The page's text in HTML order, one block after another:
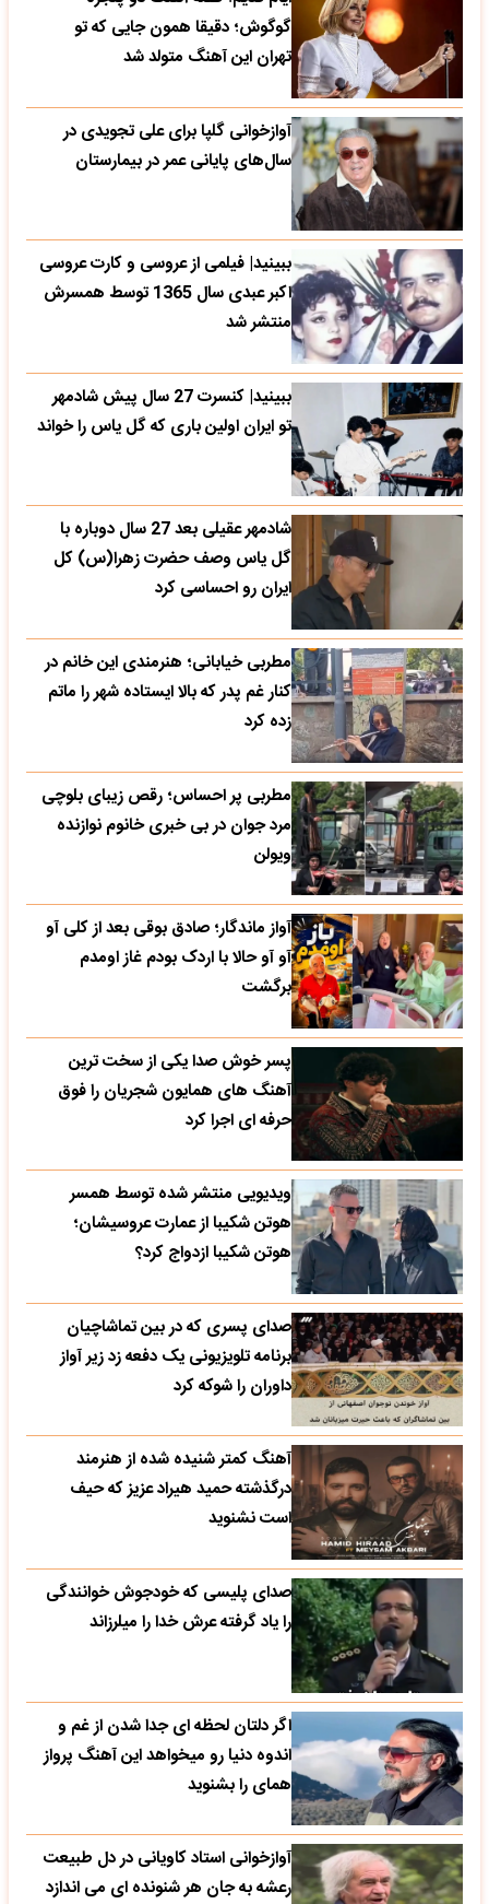
گوگوش؛ دقیقا همون جایی که تو
تهران این آهنگ متولد شد
آوازخوانی گلپا برای علی تجویدی در
سال‌های پایانی عمر در بیمارستان
ببینید| فیلمی از عروسی و کارت عروسی
اکبر عبدی سال 1365 توسط همسرش
منتشر شد
ببینید| کنسرت 27 سال پیش شادمهر
تو ایران اولین باری که گل یاس را خواند
شادمهر عقیلی بعد 27 سال دوباره با
گل یاس وصف حضرت زهرا(س) کل
ایران رو احساسی کرد
مطربی خیابانی؛ هنرمندی این خانم در
کنار غم پدر که بالا ایستاده شهر را ماتم
زده کرد
مطربی پر احساس؛ رقص زیبای بلوچی
مرد جوان در بی خبری خانوم نوازنده
ویولن
آواز ماندگار؛ صادق بوقی بعد از کلی آو
آو آو حالا با اردک بودم غاز اومدم
برگشت
پسر خوش صدا یکی از سخت ترین
آهنگ های همایون شجریان را فوق
حرفه ای اجرا کرد
ویدیویی منتشر شده توسط همسر
هوتن شکیبا از عمارت عروسیشان؛
هوتن شکیبا ازدواج کرد؟
صدای پسری که در بین تماشاچیان
برنامه تلویزیونی یک دفعه زد زیر آواز
داوران را شوکه کرد
آهنگ کمتر شنیده شده از هنرمند
درگذشته حمید هیراد عزیز که حیف
است نشنوید
صدای پلیسی که خودجوش خوانندگی
را یاد گرفته عرش خدا را میلرزاند
اگر دلتان لحظه ای جدا شدن از غم و
اندوه دنیا رو میخواهد این آهنگ پرواز
همای را بشنوید
آوازخوانی استاد کاویانی در دل طبیعت
رعشه به جان هر شنونده ای می اندازد